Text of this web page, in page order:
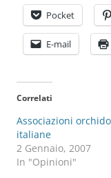
Pocket
E-mail
Correlati
Associazioni
italiane
2 Gennaio, 2007
In "Opinioni"